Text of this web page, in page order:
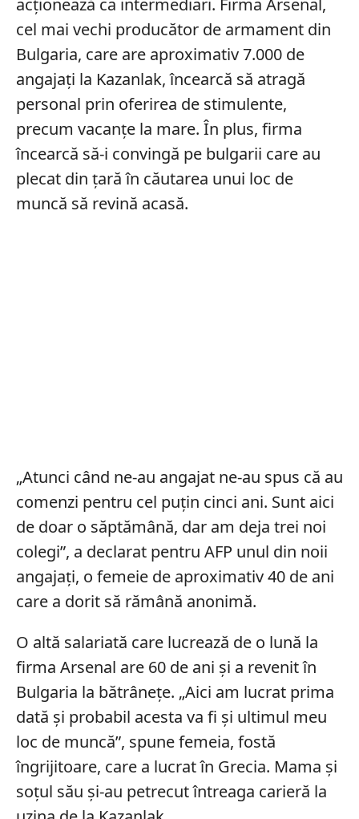
cel mai vechi producător de armament din
Bulgaria, care are aproximativ 7.000 de
angajați la Kazanlak, încearcă să atragă
personal prin oferirea de stimulente,
precum vacanțe la mare. În plus, firma
încearcă să-i convingă pe bulgarii care au
plecat din țară în căutarea unui loc de
muncă să revină acasă.
„Atunci când ne-au angajat ne-au spus că au
comenzi pentru cel puţin cinci ani. Sunt aici
de doar o săptămână, dar am deja trei noi
colegi”, a declarat pentru AFP unul din noii
angajaţi, o femeie de aproximativ 40 de ani
care a dorit să rămână anonimă.
O altă salariată care lucrează de o lună la
firma Arsenal are 60 de ani şi a revenit în
Bulgaria la bătrânețe. „Aici am lucrat prima
dată şi probabil acesta va fi şi ultimul meu
loc de muncă”, spune femeia, fostă
îngrijitoare, care a lucrat în Grecia. Mama și
soțul său şi-au petrecut întreaga carieră la